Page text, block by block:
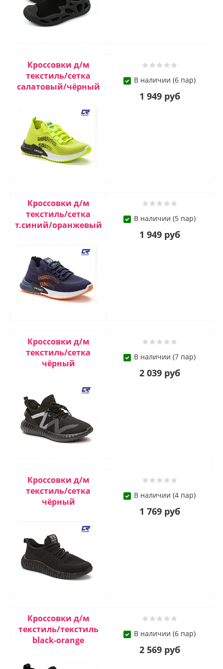
Кроссовки д/м
текстиль/сетка
салатовый/чёрный
В наличии (6 пар)
1 949 руб
Кроссовки д/м
текстиль/сетка
т.синий/оранжевый
В наличии (5 пар)
1 949 руб
Кроссовки д/м
текстиль/сетка
чёрный
В наличии (7 пар)
2 039 руб
Кроссовки д/м
текстиль/сетка
чёрный
В наличии (4 пар)
1 769 руб
Кроссовки д/м
текстиль/текстиль
blaсk-orange
В наличии (6 пар)
2 569 руб